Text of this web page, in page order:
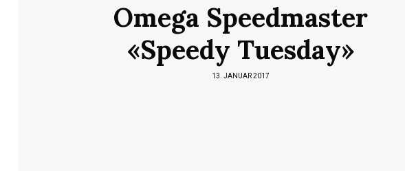
Omega Speedmaster
«Speedy Tuesday»
13. JANUAR 2017